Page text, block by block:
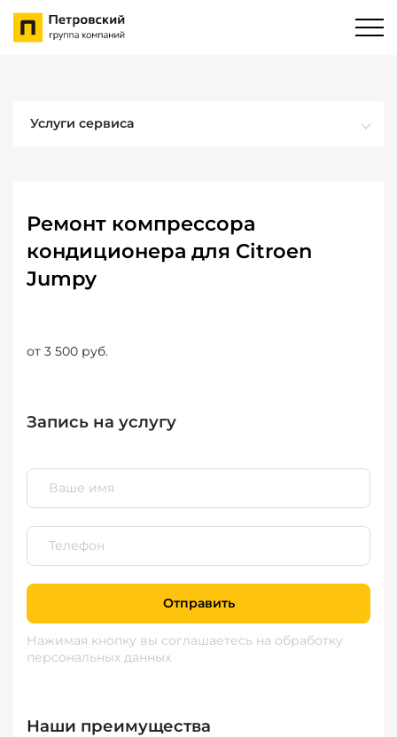
Услуги сервиса
Ремонт компрессора
кондиционера для Citroen
Jumpy
от 3 500 руб.
Запись на услугу
Отправить
Нажимая кнопку вы соглашаетесь на обработку
персональных данных
Наши преимущества